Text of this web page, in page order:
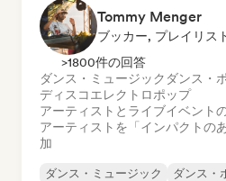
Tommy Menger
ブッカー, プレイリス
>1800件の回答
ダンス・ミュージック ダンス・
ディスコエレクトロポップ
アーティストとライブイベント
アーティストを「インパクトの
加
ダンス・ミュージック
ダンス・